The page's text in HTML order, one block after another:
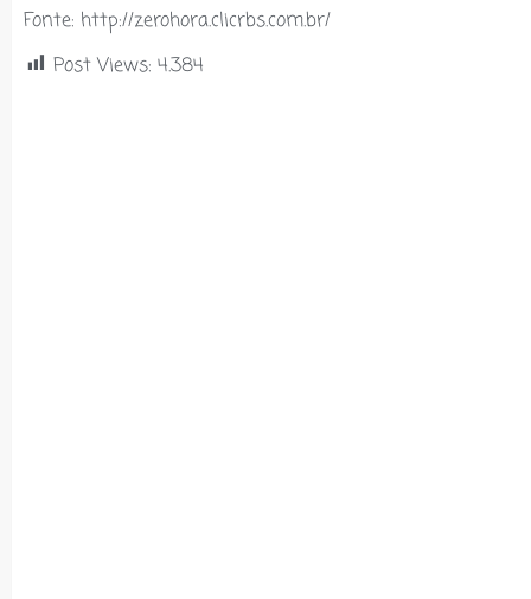
Fonte: http://zerohora.clicrbs.com.br/
Post Views: 4.384